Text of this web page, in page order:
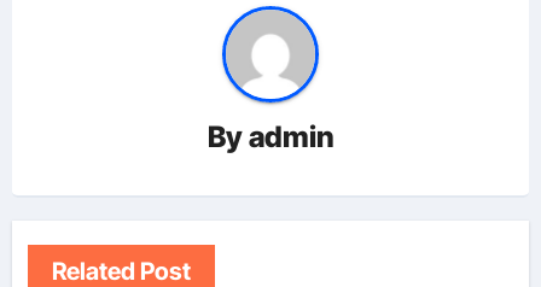
Byadmin
Related Post